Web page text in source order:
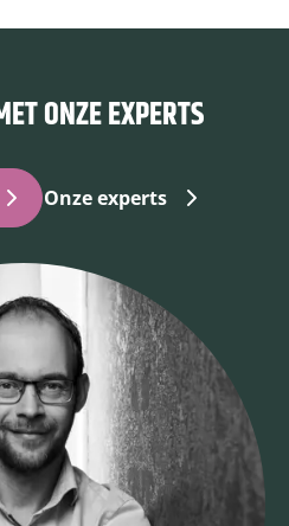
ONZE EXPERTS
Onze experts